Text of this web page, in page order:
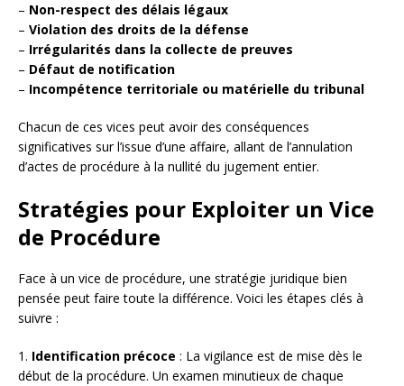
– Non-respect des délais légaux
– Violation des droits de la défense
– Irrégularités dans la collecte de preuves
– Défaut de notification
– Incompétence territoriale ou matérielle du tribunal
Chacun de ces vices peut avoir des conséquences
significatives sur l’issue d’une affaire, allant de l’annulation
d’actes de procédure à la nullité du jugement entier.
Stratégies pour Exploiter un Vice
de Procédure
Face à un vice de procédure, une stratégie juridique bien
pensée peut faire toute la différence. Voici les étapes clés à
suivre :
1. Identification précoce : La vigilance est de mise dès le
début de la procédure. Un examen minutieux de chaque